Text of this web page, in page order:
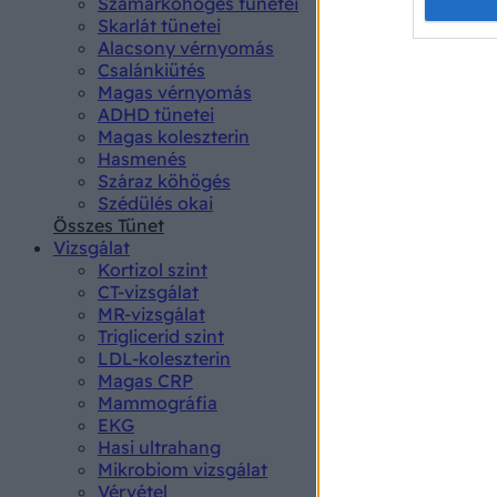
Skarlát tünetei
Alacsony vérnyomás
Csalánkiütés
Magas vérnyomás
ADHD tünetei
Magas koleszterin
Hasmenés
Száraz köhögés
Szédülés okai
Összes Tünet
Vizsgálat
Kortizol szint
CT-vizsgálat
MR-vizsgálat
Triglicerid szint
LDL-koleszterin
Magas CRP
Mammográfia
EKG
Hasi ultrahang
Mikrobiom vizsgálat
Vérvétel